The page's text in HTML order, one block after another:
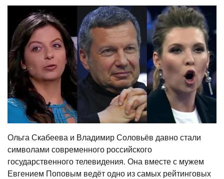
Ольга Скабеева и Владимир Соловьёв давно стали
символами современного российского
государственного телевидения. Она вместе с мужем
Евгением Поповым ведёт одно из самых рейтинговых